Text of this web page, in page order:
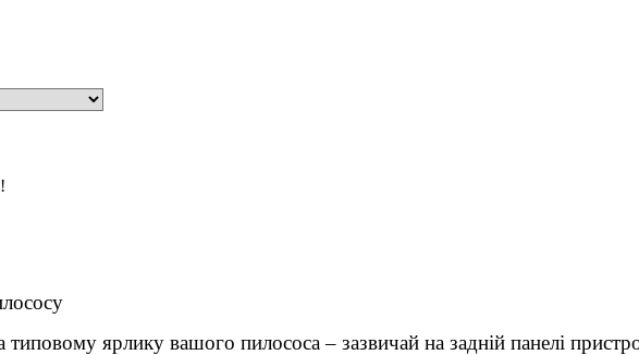
типовому ярлику вашого пилососа – зазвичай на задній панелі